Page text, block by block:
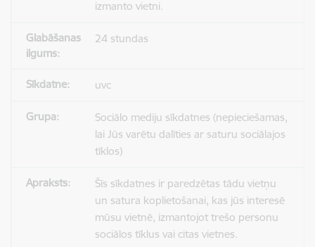
izmanto vietni.
24 stundas
uvc
Sociālo mediju sīkdatnes (nepieciešamas,
lai Jūs varētu dalīties ar saturu sociālajos
tīklos)
Šīs sīkdatnes ir paredzētas tādu vietņu
un satura koplietošanai, kas jūs interesē
mūsu vietnē, izmantojot trešo personu
sociālos tīklus vai citas vietnes.